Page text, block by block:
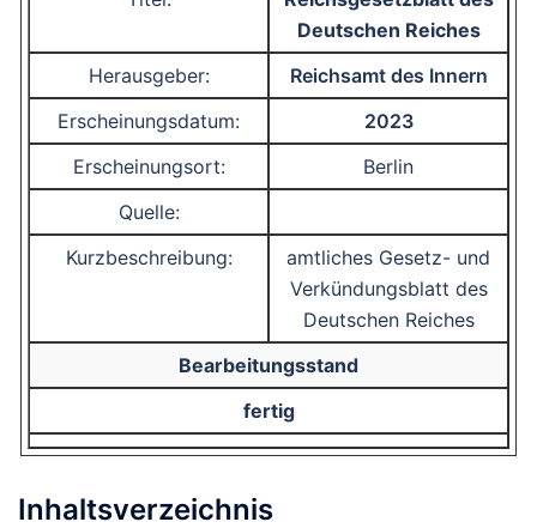
Deutschen Reiches
Herausgeber:
Reichsamt des Innern
Erscheinungsdatum:
2023
Erscheinungsort:
Berlin
Quelle:
Kurzbeschreibung:
amtliches Gesetz- und
Verkündungsblatt des
Deutschen Reiches
Bearbeitungsstand
fertig
Inhaltsverzeichnis